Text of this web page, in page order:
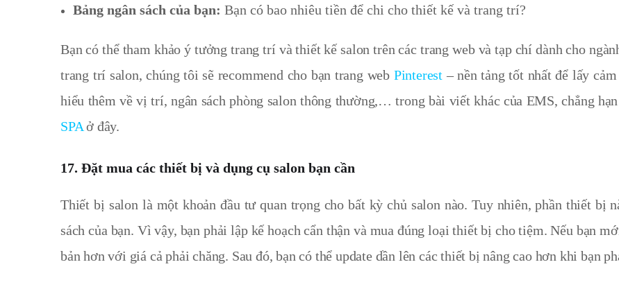
Bảng ngân sách của bạn: Bạn có bao nhiêu tiền để chi cho thiết kế và trang trí?
Bạn có thể tham khảo ý tưởng trang trí và thiết kế salon trên các trang web và tạp chí dành cho
trang trí salon, chúng tôi sẽ recommend cho bạn trang web Pinterest – nền tảng tốt nhất để lấy
hiểu thêm về vị trí, ngân sách phòng salon thông thường,… trong bài viết khác của EMS, chẳng
SPAở đây.
17. Đặt mua các thiết bị và dụng cụ salon bạn cần
Thiết bị salon là một khoản đầu tư quan trọng cho bất kỳ chủ salon nào.Tuy nhiên, phần thiết bị
sách của bạn. Vì vậy, bạn phải lập kế hoạch cẩn thận và mua đúng loại thiết bị cho tiệm.Nếu bạn
bản hơn với giá cả phải chăng. Sau đó, bạn có thể update dần lên các thiết bị nâng cao hơn khi bạn